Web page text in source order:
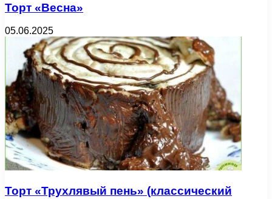
Торт «Весна»
05.06.2025
Торт «Трухлявый пень» (классический